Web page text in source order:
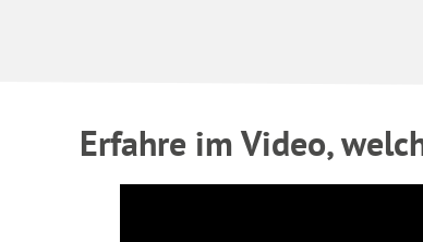
Erfahre im Video,